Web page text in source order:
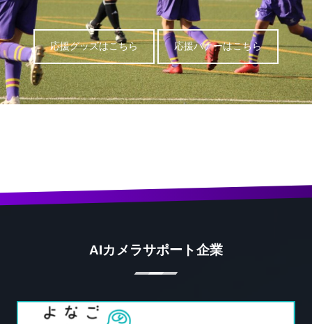
応援グッズはこちら 応援バナーはこちら
AIカメラサポート企業